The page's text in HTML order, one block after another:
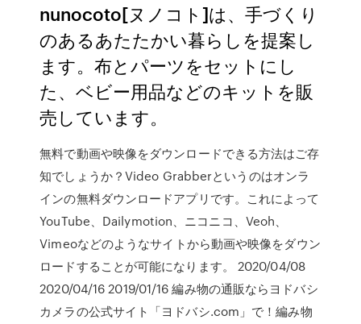
nunocoto[ヌノコト]は、手づくり
のあるあたたかい暮らしを提案し
ます。布とパーツをセットにし
た、ベビー用品などのキットを販
売しています。
無料で動画や映像をダウンロードできる方法はご存
知でしょうか？Video Grabberというのはオンラ
インの無料ダウンロードアプリです。これによって
YouTube、Dailymotion、ニコニコ、Veoh、
Vimeoなどのようなサイトから動画や映像をダウン
ロードすることが可能になります。 2020/04/08
2020/04/16 2019/01/16 編み物の通販ならヨドバシ
カメラの公式サイト「ヨドバシ.com」で！編み物